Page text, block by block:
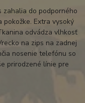
zahalia do podporného
Extra vysoký
odvádza vlhkosť
na zips na zadnej
nosenie telefónu so
prirodzené línie pre